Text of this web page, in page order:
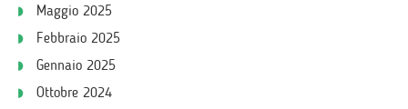
Maggio 2025
Febbraio 2025
Gennaio 2025
Ottobre 2024